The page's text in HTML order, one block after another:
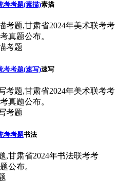
考考题(素描)素描
考题,甘肃省2024年美术联考考
真题公布。
考考题(速写)速写
考题,甘肃省2024年美术联考考
真题公布。
考考题书法
,甘肃省2024年书法联考考
公布。